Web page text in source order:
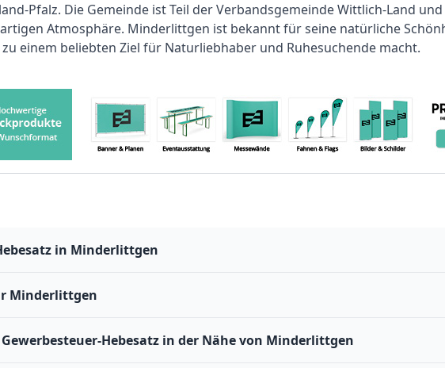
Pfalz. Die Gemeinde ist Teil der Verbandsgemeinde Wittlich-Land
Atmosphäre. Minderlittgen ist bekannt für seine natürliche
zu einem beliebten Ziel für Naturliebhaber und Ruhesuchende macht.
in Minderlittgen
Minderlittgen
Hebesatz in der Nähe von Minderlittgen